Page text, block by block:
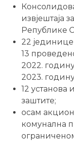
извјештаја
Републике
22 јединице
13
2022.
2023.
12 установа
заштите;
осам
комунална